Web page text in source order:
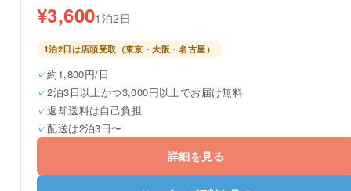
¥3,6001泊2日
1泊2日は店頭受取（東京・大阪・名古屋）
約1,800円/日
2泊3日以上かつ3,000円以上でお届け無料
返却送料は自己負担
配送は2泊3日〜
詳細を見る